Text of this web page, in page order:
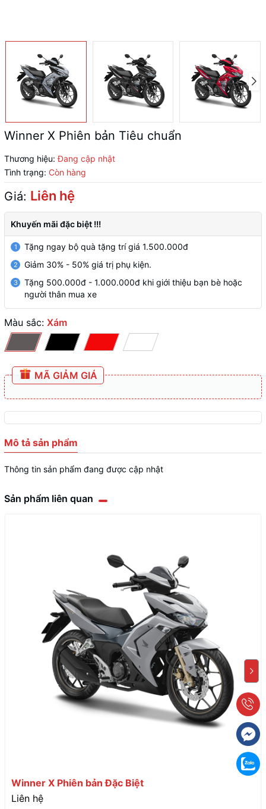
Winner X Phiên bản Tiêu chuẩn
Thương hiệu: Đang cập nhật
Tình trạng: Còn hàng
Giá: Liên hệ
Khuyến mãi đặc biệt !!!
1 Tặng ngay bộ quà tặng trí giá 1.500.000đ
2 Giảm 30% - 50% giá trị phụ kiện.
3
Tặng 500.000đ - 1.000.000đ khi giới thiệu bạn bè hoặc
người thân mua xe
Màu sắc: Xám
MÃ GIẢM GIÁ
Mô tả sản phẩm
Thông tin sản phẩm đang được cập nhật
Sản phẩm liên quan
Winner X Phiên bản Đặc Biệt
Liên hệ